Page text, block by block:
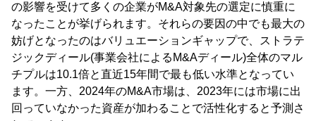
の影響を受けて多くの企業がM&A対象先の選定に慎重に
なったことが挙げられます。それらの要因の中でも最大の
妨げとなったのはバリュエーションギャップで、ストラテ
ジックディール(事業会社によるM&Aディール)全体のマル
チプルは10.1倍と直近15年間で最も低い水準となってい
ます。一方、2024年のM&A市場は、2023年には市場に出
回っていなかった資産が加わることで活性化すると予測さ